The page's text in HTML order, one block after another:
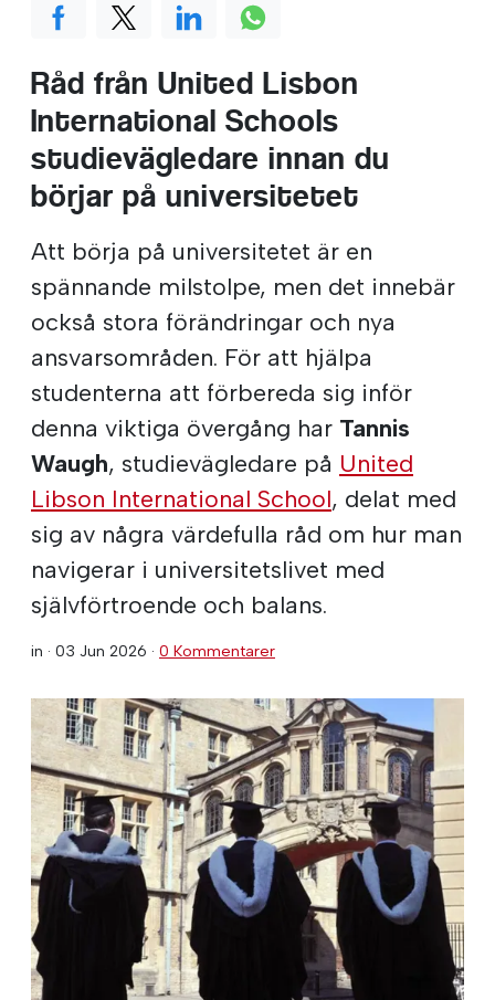
Råd från United Lisbon
International Schools
studievägledare innan du
börjar på universitetet
Att börja på universitetet är en
spännande milstolpe, men det innebär
också stora förändringar och nya
ansvarsområden. För att hjälpa
studenterna att förbereda sig inför
denna viktiga övergång har Tannis
Waugh, studievägledare på United
Libson International School, delat med
sig av några värdefulla råd om hur man
navigerar i universitetslivet med
självförtroende och balans.
in · 03 Jun 2026 · 0 Kommentarer